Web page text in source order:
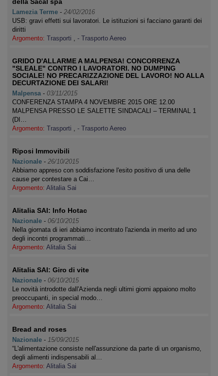
Lamezia Terme - 24/02/2016
USB: gravi effetti sui lavoratori. Le istituzioni si facciano garanti dei
diritti
Argomento: Trasporti , - Trasporto Aereo
GRIDO D'ALLARME A MALPENSA! CONCORRENZA
"SLEALE" CONTRO I LAVORATORI. NO DUMPING
SOCIALE! NO PRECARIZZAZIONE DEL LAVORO! NO ALLA
DECURTAZIONE DEI SALARI!
Malpensa - 03/11/2015
CONFERENZA STAMPA 4 NOVEMBRE 2015 ORE 12.00
MALPENSA PRESSO LE SALETTE SINDACALI – TERMINAL 1
(DI…
Argomento: Trasporti , - Trasporto Aereo
Riposi Immovibili
Nazionale - 26/10/2015
Abbiamo appreso con soddisfazione l'esito positivo di una delle
cause per contestare a Cai…
Argomento: Alitalia Sai
Alitalia SAI: Info Hotac
Nazionale - 06/10/2015
Nella giornata di ieri abbiamo incontrato l'azienda in merito ad uno
degli incontri programmati…
Argomento: Alitalia Sai
Alitalia SAI: Giro di vite
Nazionale - 06/10/2015
Le novità introdotte dall'Azienda negli ultimi giorni appaiono molto
preoccupanti, in special modo…
Argomento: Alitalia Sai
Bread and roses
Nazionale - 15/09/2015
“L'alimentazione consiste nell'assunzione da parte di un organismo,
degli alimenti indispensabili al…
Argomento: Alitalia Sai